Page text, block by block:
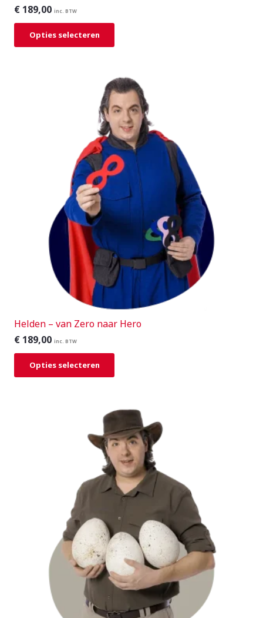
€ 189,00 inc. BTW
Opties selecteren
Helden – van Zero naar Hero
€ 189,00 inc. BTW
Opties selecteren